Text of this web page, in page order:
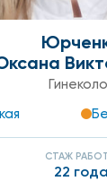
СТАЖ
22 года